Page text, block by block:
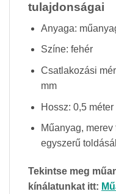
tulajdonságai
Anyaga:
Színe: fehér
Csatlakozási
mm
Hossz: 0,5 méter
Műanyag,
egyszerű
Tekintse meg
kínálatunkat itt: